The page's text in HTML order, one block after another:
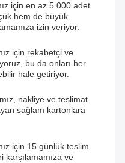
için en az 5.000 adet
hem de büyük
izin veriyor.
için rekabetçi ve
bu da onları her
hale getiriyor.
nakliye ve teslimat
sağlam kartonlara
için 15 günlük teslim
karşılamamıza ve